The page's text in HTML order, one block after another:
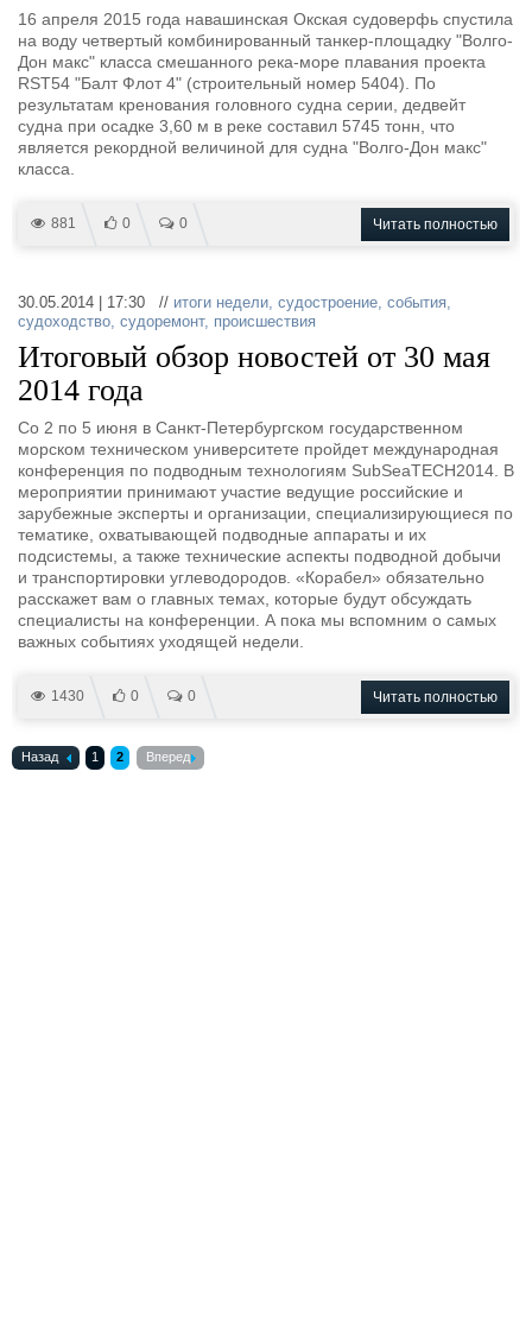
16 апреля 2015 года навашинская Окская судоверфь спустила
на воду четвертый комбинированный танкер-площадку "Волго-
Дон макс" класса смешанного река-море плавания проекта
RST54 "Балт Флот 4" (строительный номер 5404). По
результатам кренования головного судна серии, дедвейт
судна при осадке 3,60 м в реке составил 5745 тонн, что
является рекордной величиной для судна "Волго-Дон макс"
класса.
881 0 0 Читать полностью
30.05.2014 | 17:30 // итоги недели, судостроение, события,
судоходство, судоремонт, происшествия
Итоговый обзор новостей от 30 мая
2014 года
Со 2 по 5 июня в Санкт-Петербургском государственном
морском техническом университете пройдет международная
конференция по подводным технологиям SubSeaTECH2014. В
мероприятии принимают участие ведущие российские и
зарубежные эксперты и организации, специализирующиеся по
тематике, охватывающей подводные аппараты и их
подсистемы, а также технические аспекты подводной добычи
и транспортировки углеводородов. «Корабел» обязательно
расскажет вам о главных темах, которые будут обсуждать
специалисты на конференции. А пока мы вспомним о самых
важных событиях уходящей недели.
1430 0 0 Читать полностью
Назад 1 2 Вперед